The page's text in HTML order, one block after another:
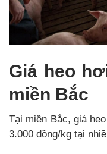
Giá heo
miền Bắc
Tại miền Bắc, giá
3.000 đồng/kg tại